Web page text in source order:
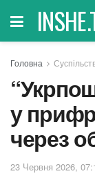
Головна
у
через
23 Червня 2026,